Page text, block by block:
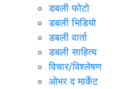
डबली फोटो
डबली भिडियो
डबली वार्ता
डबली साहित्य
विचार/विश्‍लेषण
ओभर द मार्केट